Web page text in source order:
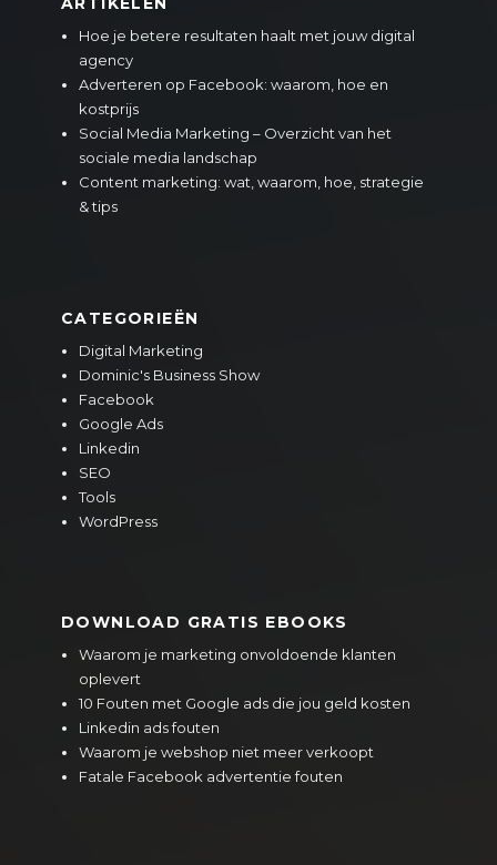
Hoe je betere resultaten haalt met jouw digital
agency
Adverteren op Facebook: waarom, hoe en
kostprijs
Social Media Marketing – Overzicht van het
sociale media landschap
Content marketing: wat, waarom, hoe, strategie
& tips
CATEGORIEËN
Digital Marketing
Dominic's Business Show
Facebook
Google Ads
Linkedin
SEO
Tools
WordPress
DOWNLOAD GRATIS EBOOKS
Waarom je marketing onvoldoende klanten
oplevert
10 Fouten met Google ads die jou geld kosten
Linkedin ads fouten
Waarom je webshop niet meer verkoopt
Fatale Facebook advertentie fouten